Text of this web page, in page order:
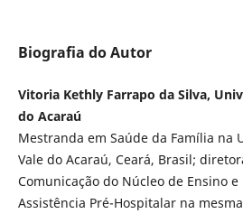
Biografia do Autor
Vitoria Kethly Farrapo da Silva,
do Acaraú
Mestranda em Saúde da Família na
Vale do Acaraú, Ceará, Brasil;
Comunicação do Núcleo de Ensino e
Assistência Pré-Hospitalar na